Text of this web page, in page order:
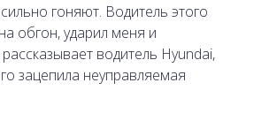
гоняют. Водитель этого
обгон, ударил меня и
водитель Hyundai,
зацепила неуправляемая